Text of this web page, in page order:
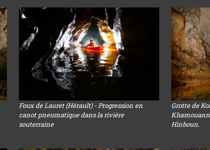
Foux de Lauret (Hérault) - Progression en
canot pneumatique dans la rivière
souterraine
Grotte de
Hinboun.